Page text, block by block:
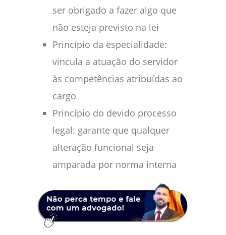
ser obrigado a fazer algo que
não esteja previsto na lei
Princípio da especialidade:
vincula a atuação do servidor
às competências atribuídas ao
cargo
Princípio do devido processo
legal: garante que qualquer
alteração funcional seja
amparada por norma interna